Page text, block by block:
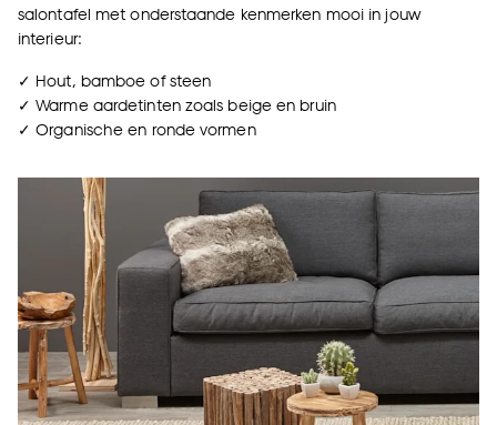
salontafel met onderstaande kenmerken mooi in jouw
interieur:
✓ Hout, bamboe of steen
✓ Warme aardetinten zoals beige en bruin
✓ Organische en ronde vormen